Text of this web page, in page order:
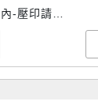
-壓印請先